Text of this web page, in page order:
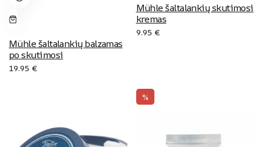
Mühle šaltalankių balzamas
po skutimosi
19.95 €
Mühle šaltalankių skutimosi
kremas
9.95 €
%